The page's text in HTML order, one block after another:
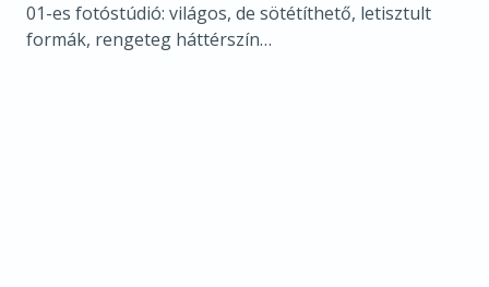
01-es fotóstúdió: világos, de sötétíthető, letisztult
formák, rengeteg háttérszín…